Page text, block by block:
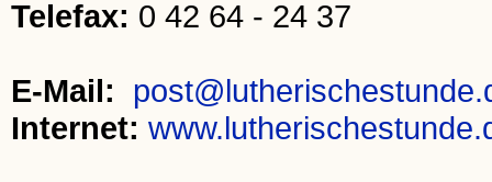
Telefax: 0 42 64 - 24 37
E-Mail:
Internet: